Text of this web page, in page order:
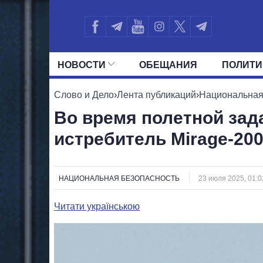
НОВОСТИ ОБЕЩАНИЯ
ВСЕ ПОЛИТИКИ ПРЕЗИДЕНТ И
Слово и Дело›Лента публикаций›
Во время полетной
истребитель Mirage-
НАЦИОНАЛЬНАЯ БЕЗОПАСНОСТЬ 23 июля 2025,
Читати українською